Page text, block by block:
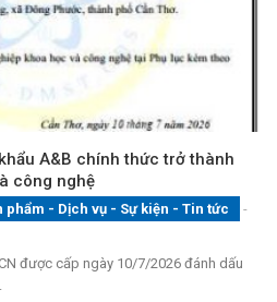
A&B chính thức trở thành
công nghệ
phẩm - Dịch vụ - Sự kiện - Tin tức
-
được cấp ngày 10/7/2026 đánh dấu